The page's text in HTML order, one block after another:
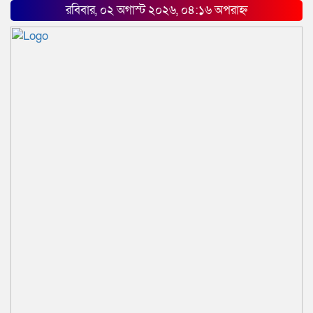
রবিবার, ০২ অগাস্ট ২০২৬, ০৪:১৬ অপরাহ্ন